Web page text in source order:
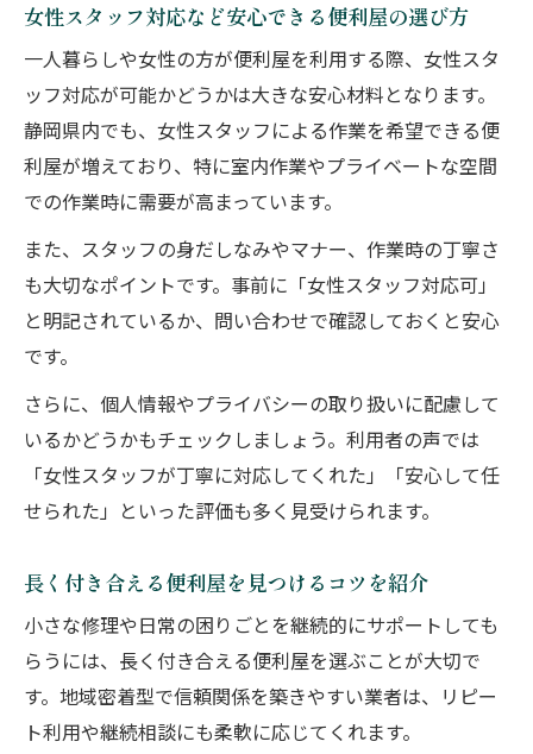
女性スタッフ対応など安心できる便利屋の選び方
一人暮らしや女性の方が便利屋を利用する際、女性スタ
ッフ対応が可能かどうかは大きな安心材料となります。
静岡県内でも、女性スタッフによる作業を希望できる便
利屋が増えており、特に室内作業やプライベートな空間
での作業時に需要が高まっています。
また、スタッフの身だしなみやマナー、作業時の丁寧さ
も大切なポイントです。事前に「女性スタッフ対応可」
と明記されているか、問い合わせで確認しておくと安心
です。
さらに、個人情報やプライバシーの取り扱いに配慮して
いるかどうかもチェックしましょう。利用者の声では
「女性スタッフが丁寧に対応してくれた」「安心して任
せられた」といった評価も多く見受けられます。
長く付き合える便利屋を見つけるコツを紹介
小さな修理や日常の困りごとを継続的にサポートしても
らうには、長く付き合える便利屋を選ぶことが大切で
す。地域密着型で信頼関係を築きやすい業者は、リピー
ト利用や継続相談にも柔軟に応じてくれます。